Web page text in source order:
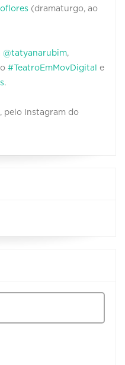
(dramaturgo, ao
@tatyanarubim,
#TeatroEmMovDigital
e
.
pelo Instagram do